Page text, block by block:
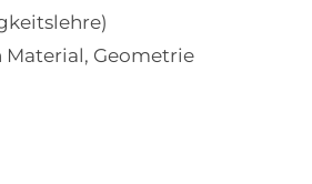
Geometrie